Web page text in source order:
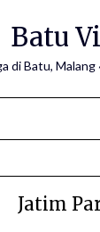
Batu
di Batu,
Jatim